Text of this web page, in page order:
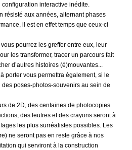
interactive inédite.
résisté aux années, alternant phases
il est en effet temps que ceux-ci
pourrez les greffer entre eux, leur
les transformer, tracer un parcours fait
d’autres histoires (é)mouvantes...
porter vous permettra également, si le
poses-photos-souvenirs au sein de
de 2D, des centaines de photocopies
des feutres et des crayons seront à
les plus surréalistes possibles. Les
ne seront pas en reste grâce à nos
qui serviront à la construction